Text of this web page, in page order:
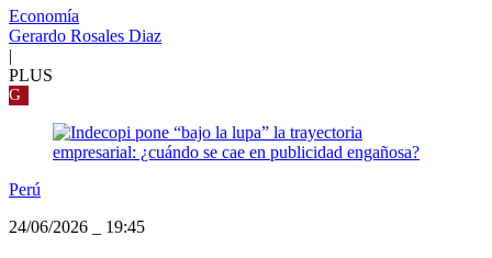
Economía
Gerardo Rosales Diaz
|
PLUS
G
Perú
24/06/2026
19:45